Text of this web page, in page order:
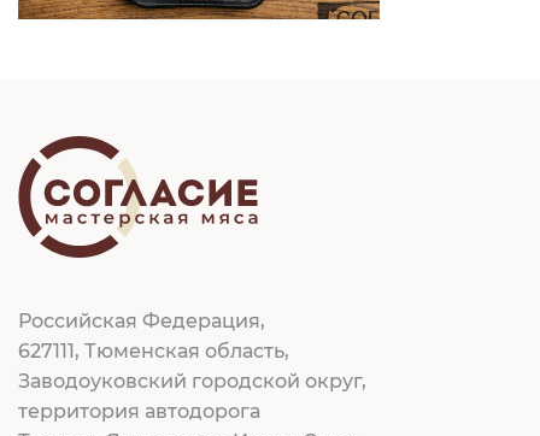
Российская Федерация,
627111, Тюменская область,
Заводоуковский городской округ,
территория автодорога